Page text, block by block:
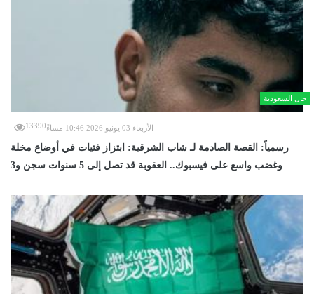
حال السعودية
الأربعاء 03 يونيو 2026 10:46 مساءً 13390
رسمياً: القصة الصادمة لـ شاب الشرقية: ابتزاز فتيات في أوضاع مخلة
وغضب واسع على فيسبوك.. العقوبة قد تصل إلى 5 سنوات سجن و3